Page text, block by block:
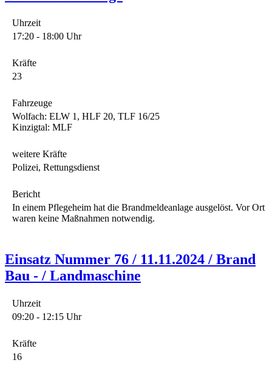
Uhrzeit
17:20 - 18:00 Uhr
Kräfte
23
Fahrzeuge
Wolfach: ELW 1, HLF 20, TLF 16/25
Kinzigtal: MLF
weitere Kräfte
Polizei, Rettungsdienst
Bericht
In einem Pflegeheim hat die Brandmeldeanlage ausgelöst. Vor Ort
waren keine Maßnahmen notwendig.
Einsatz Nummer 76 / 11.11.2024 / Brand
Bau - / Landmaschine
Uhrzeit
09:20 - 12:15 Uhr
Kräfte
16